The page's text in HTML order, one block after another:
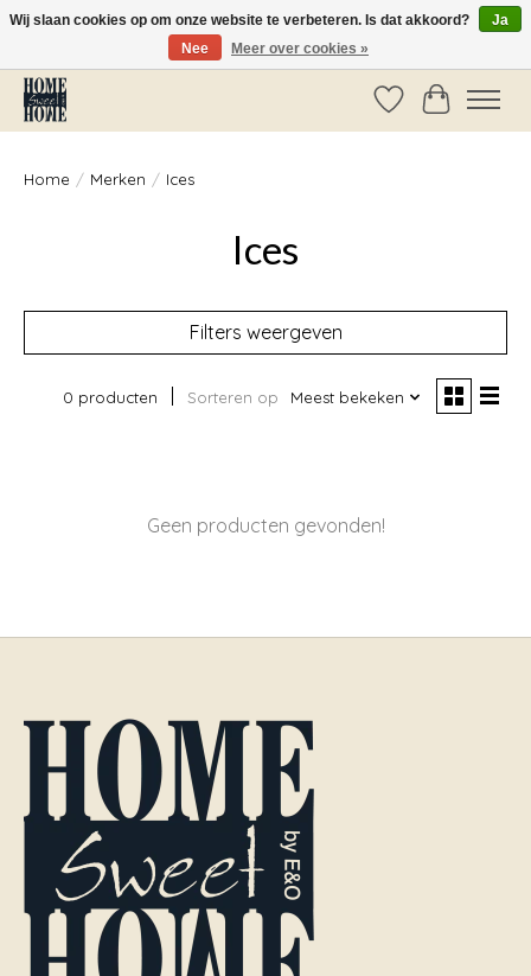
Vóór 14:00 besteld, dezelfde dag verzonden!
Verlanglijst
Home / Merken / Ices
Ices
Filters weergeven
0 producten Sorteren op Meest bekeken
Geen producten gevonden!
Wij slaan cookies op om onze website te verbeteren. Is dat akkoord?
Ja
Nee
Meer over cookies »